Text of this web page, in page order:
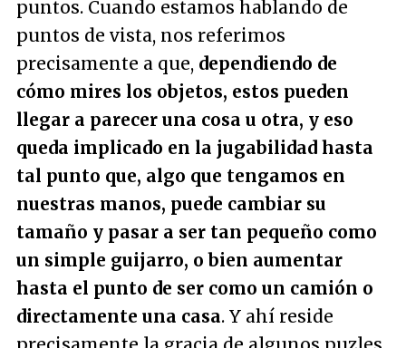
puntos. Cuando estamos hablando de
puntos de vista, nos referimos
precisamente a que, dependiendo de
cómo mires los objetos, estos pueden
llegar a parecer una cosa u otra, y eso
queda implicado en la jugabilidad hasta
tal punto que, algo que tengamos en
nuestras manos, puede cambiar su
tamaño y pasar a ser tan pequeño como
un simple guijarro, o bien aumentar
hasta el punto de ser como un camión o
directamente una casa. Y ahí reside